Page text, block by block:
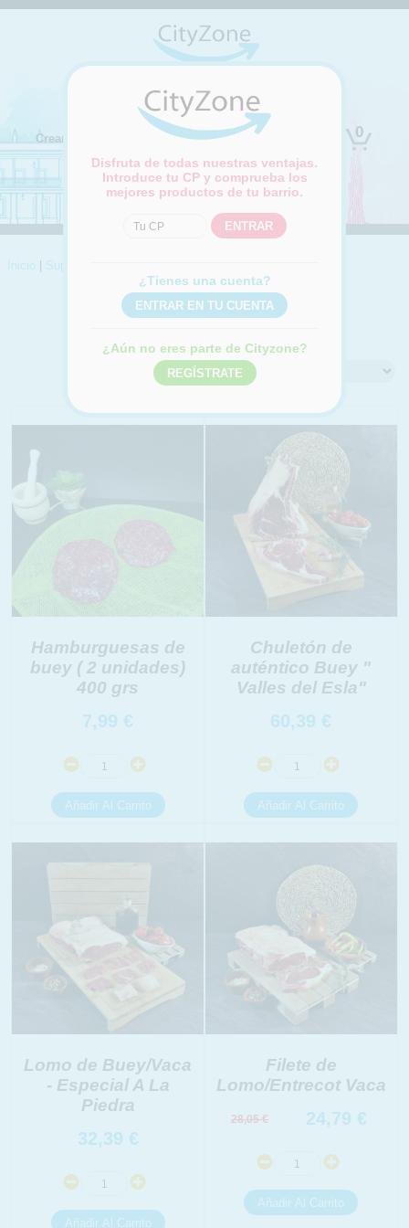
(Cambiar ubicación)
Crear cuenta Iniciar sesión 0
Disfruta de todas nuestras ventajas.
Introduce tu CP y comprueba los
mejores productos de tu barrio.
¿Tienes una cuenta?
¿Aún no eres parte de Cityzone?
Inicio Supermercado
BUEY
Ordenar por:
Hamburguesas de
buey ( 2 unidades)
400 grs
7,99 €
Chuletón de
auténtico Buey "
Valles del Esla"
60,39 €
Lomo de Buey/Vaca
- Especial A La
Piedra
32,39 €
Filete de
Lomo/Entrecot Vaca
28,05€ 24,79 €
INFORMACION SOBRE LA PROTECCIÓN DE TUS
DATOS
Responsable:
Destinatarios:
Derechos:
link